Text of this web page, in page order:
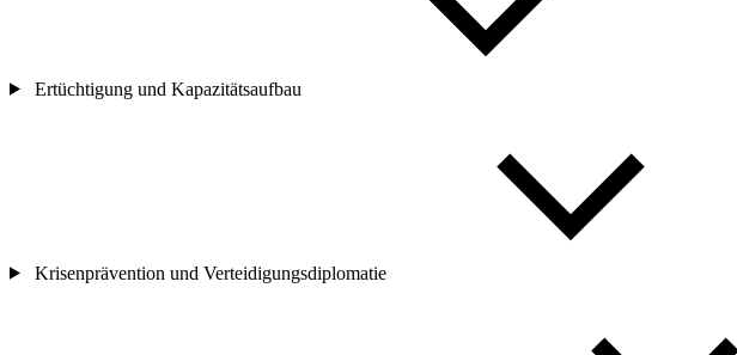
Ertüchtigung und Kapazitätsaufbau
Krisenprävention und Verteidigungsdiplomatie